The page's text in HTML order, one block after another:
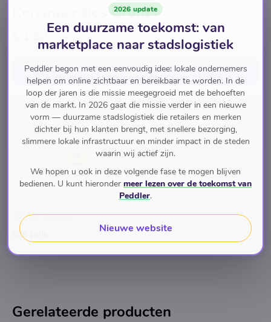
Koriander Bos Groot
In winkelwagenvoor€ 1,50
Groente
Omschrijving
site prijs
Gerelateerde producten
2026 update
Een duurzame toekomst: van
marketplace naar stadslogistiek
Peddler begon met een eenvoudig idee: lokale ondernemers
helpen om online zichtbaar en bereikbaar te worden. In de
loop der jaren is die missie meegegroeid met de behoeften
van de markt. In 2026 gaat die missie verder in een nieuwe
vorm — duurzame stadslogistiek die retailers en merken
dichter bij hun klanten brengt, met snellere bezorging,
slimmere lokale infrastructuur en minder impact in de steden
waarin wij actief zijn.
We hopen u ook in deze volgende fase te mogen blijven
bedienen. U kunt hieronder meer lezen over de toekomst van
Peddler.
Nieuwe website